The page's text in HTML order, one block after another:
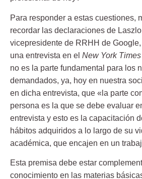
Para responder a estas cuestiones,
recordar las declaraciones de
vicepresidente de RRHH de
una entrevista en el New York Times
no es la parte fundamental para los
demandados, ya, hoy en nuestra
en dicha entrevista, que « la parte
persona es la que se debe evaluar
entrevista y esto es la capacitación
hábitos adquiridos a lo largo de su
académica, que encajen en un
Esta premisa debe estar
conocimiento en las materias